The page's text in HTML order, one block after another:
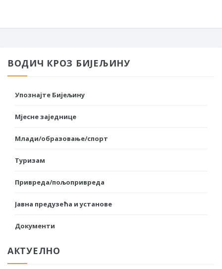
ВОДИЧ КРОЗ БИЈЕЉИНУ
Упознајте Бијељину
Мјесне заједнице
Млади/образовање/спорт
Туризам
Привреда/пољопривреда
Јавна предузећа и установе
Документи
АКТУЕЛНО